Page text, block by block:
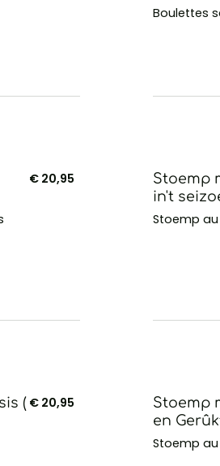
Boulettes
€ 20,95
Stoemp
in't
Stoemp
( € 20,95
Stoemp
en
Stoemp